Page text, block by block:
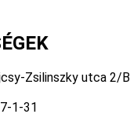
Zsilinszky utca 2/B
1-31